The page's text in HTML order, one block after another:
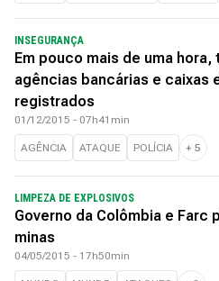
INSEGURANÇA
Em pouco mais de uma hora,
agências bancárias e caixas
registrados
01/12/2015 - 07h41min
AGÊNCIA ATAQUE POLÍCIA + 5
LIMPEZA DE EXPLOSIVOS
Governo da Colômbia e Farc
minas
04/05/2015 - 17h50min